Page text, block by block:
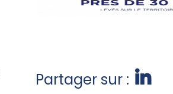
Partager sur :